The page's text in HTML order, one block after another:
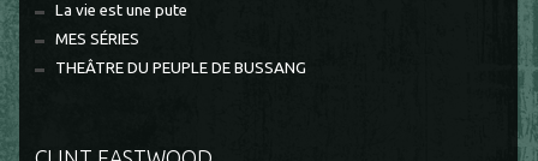
La vie est une pute
MES SÉRIES
THEÂTRE DU PEUPLE DE BUSSANG